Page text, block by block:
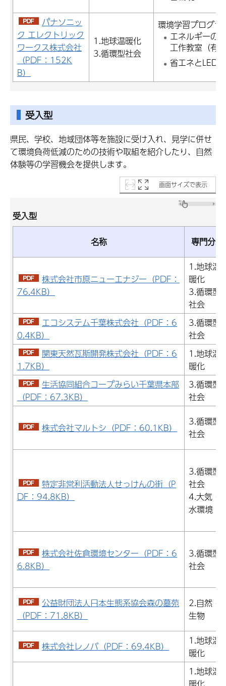
パナソニッ
ク エレクトリック
ワークス株式会社
（PDF：152K
B）
1.地球温暖化
3.循環型社会
環境学習プログラ
エネルギーの
工作教室（有
省エネとLED
受入型
県民、学校、地域団体等を施設に受け入れ、見学に併せ
て環境負荷低減のための技術や取組を紹介したり、自然
体験等の学習機会を提供します。
画面サイズで表示
受入型
名称 専門分野
株式会社市原ニューエナジー（PDF：
76.4KB）
1.地球温
暖化
3.循環型
社会
エコシステム千葉株式会社（PDF：6
0.4KB）
3.循環型
社会
関東天然瓦斯開発株式会社（PDF：6
1.7KB）
1.地球温
暖化
生活協同組合コープみらい千葉県本部
（PDF：67.3KB）
3.循環型
社会
株式会社マルトシ（PDF：60.1KB）
3.循環型
社会
特定非営利活動法人せっけんの街（P
DF：94.8KB）
3.循環型
社会
4.大気・
水環境
株式会社佐倉環境センター（PDF：6
6.8KB）
3.循環型
社会
公益財団法人日本生態系協会森の墓苑
（PDF：71.8KB）
2.自然・
生物
株式会社レノバ（PDF：69.4KB）
1.地球温
暖化
1.地球温